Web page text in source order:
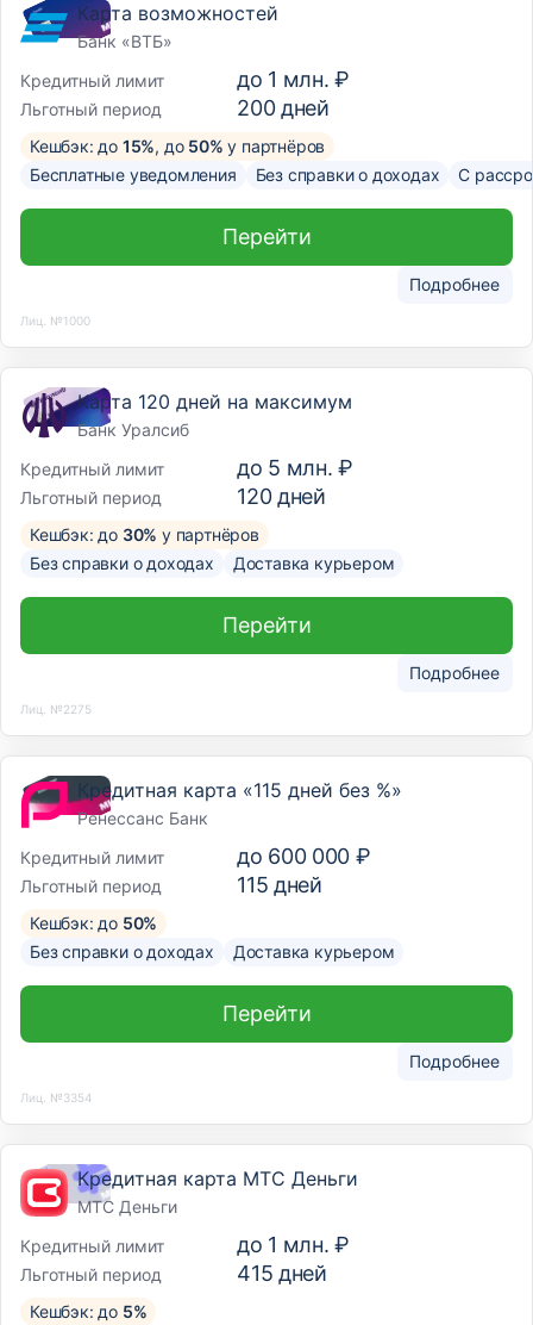
Карта возможностей
Банк «ВТБ»
Кредитный лимит
до 1 млн. ₽
Льготный период 200дней
Кешбэк: до 15%, до 50% у партнёров
Бесплатные уведомления
Без справки о доходах С
Подробнее
Перейти
Лиц. №1000
Карта 120 дней на максимум
Банк Уралсиб
Кредитный лимит
до 5 млн. ₽
Льготный период 120дней
Кешбэк: до 30% у партнёров
Без справки о доходах
Доставка курьером
Подробнее
Перейти
Лиц. №2275
Кредитная карта «115 дней без %»
Ренессанс Банк
Кредитный лимит
до 600 000 ₽
Льготный период 115 дней
Кешбэк: до 50%
Без справки о доходах
Доставка курьером
Подробнее
Перейти
Лиц. №3354
Кредитная карта МТС Деньги
МТС Деньги
Кредитный лимит
до 1 млн. ₽
Льготный период 415 дней
Кешбэк: до 5%